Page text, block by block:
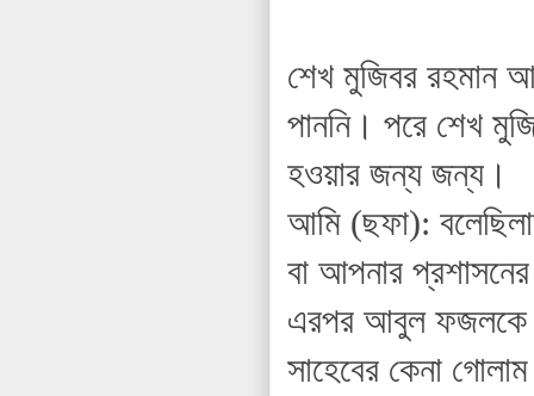
শেখ মুজিবর রহমান
পাননি। পরে শেখ
হওয়ার জন্য জন্য।
আমি (ছফা):
বা আপনার
এরপর আবুল ফজলকে
সাহেবের কেনা